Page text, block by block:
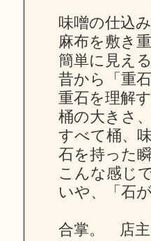
味噌の仕込
麻布を敷き
簡単に見え
昔から「重
重石を理解
桶の大きさ
すべて桶、
石を持った
こんな感じ
いや、「石
合掌。 店主